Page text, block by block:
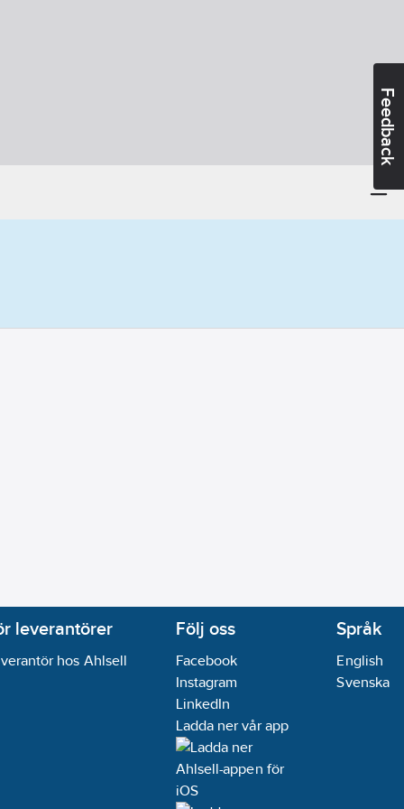
Feedback
leverantörer
hos Ahlsell
Följ oss
Facebook
Instagram
LinkedIn
Ladda ner vår app
Språk
English
Svenska